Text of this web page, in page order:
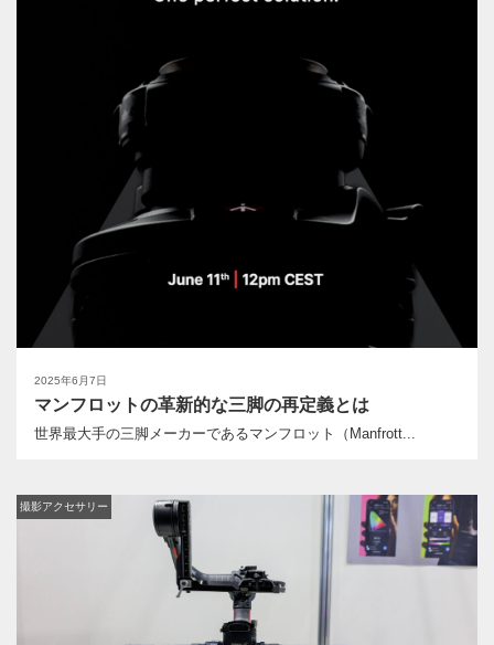
2025年6月7日
マンフロットの革新的な三脚の再定義とは
世界最大手の三脚メーカーであるマンフロット（Manfrott...
撮影アクセサリー